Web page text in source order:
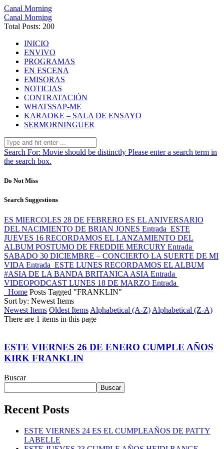
Canal Morning
Canal Morning
Total Posts: 200
INICIO
ENVIVO
PROGRAMAS
EN ESCENA
EMISORAS
NOTICIAS
CONTRATACIÓN
WHATSSAP-ME
KARAOKE – SALA DE ENSAYO
SERMORNINGUER
Search For: Movie should be distinctly Please enter a search term in
the search box.
Do Not Miss
Search Suggestions
ES MIERCOLES 28 DE FEBRERO ES EL ANIVERSARIO
DEL NACIMIENTO DE BRIAN JONES Entrada ESTE
JUEVES 16 RECORDAMOS EL LANZAMIENTO DEL
ALBUM POSTUMO DE FREDDIE MERCURY Entrada
SABADO 30 DICIEMBRE – CONCIERTO LA SUERTE DE MI
VIDA Entrada ESTE LUNES RECORDAMOS EL ALBUM
#ASIA DE LA BANDA BRITANICA ASIA Entrada
VIDEOPODCAST LUNES 18 DE MARZO Entrada
Home Posts Tagged "FRANKLIN"
Sort by: Newest Items
Newest Items Oldest Items Alphabetical (A-Z) Alphabetical (Z-A)
There are 1 items in this page
ESTE VIERNES 26 DE ENERO CUMPLE AÑOS
KIRK FRANKLIN
Buscar
Buscar
Recent Posts
ESTE VIERNES 24 ES EL CUMPLEAÑOS DE PATTY
LABELLE